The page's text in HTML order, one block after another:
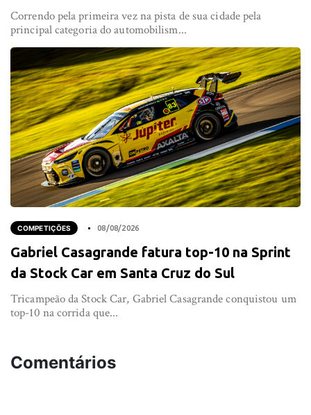
Correndo pela primeira vez na pista de sua cidade pela
principal categoria do automobilism...
COMPETIÇÕES 08/08/2026
Gabriel Casagrande fatura top-10 na Sprint
da Stock Car em Santa Cruz do Sul
Tricampeão da Stock Car, Gabriel Casagrande conquistou um
top-10 na corrida que...
Comentários